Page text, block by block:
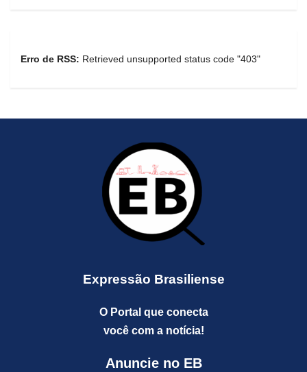
Erro de RSS: Retrieved unsupported status code "403"
Expressão Brasiliense
O Portal que conecta
você com a notícia!
Anuncie no EB